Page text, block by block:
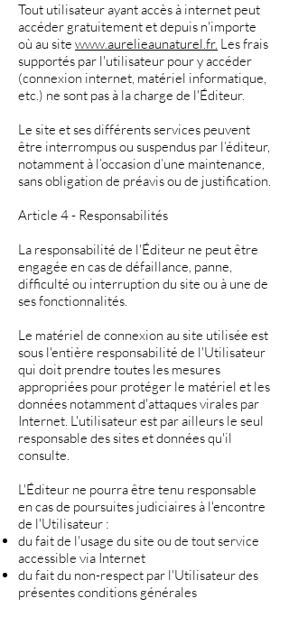
Tout utilisateur ayant accès à internet peut
accéder gratuitement et depuis n'importe
où au site www.aurelieaunaturel.fr. Les frais
supportés par l'utilisateur pour y accéder
(connexion internet, matériel informatique,
etc.) ne sont pas à la charge de l'Éditeur.
Le site et ses différents services peuvent
être interrompus ou suspendus par l’éditeur,
notamment à l’occasion d’une maintenance,
sans obligation de préavis ou de justification.
Article 4 - Responsabilités
La responsabilité de l'Éditeur ne peut être
engagée en cas de défaillance, panne,
difficulté ou interruption du site ou à une de
ses fonctionnalités.
Le matériel de connexion au site utilisée est
sous l'entière responsabilité de l'Utilisateur
qui doit prendre toutes les mesures
appropriées pour protéger le matériel et les
données notamment d'attaques virales par
Internet. L'utilisateur est par ailleurs le seul
responsable des sites et données qu'il
consulte.
L'Éditeur ne pourra être tenu responsable
en cas de poursuites judiciaires à l'encontre
de l'Utilisateur :
du fait de l'usage du site ou de tout service
accessible via Internet
du fait du non-respect par l'Utilisateur des
présentes conditions générales